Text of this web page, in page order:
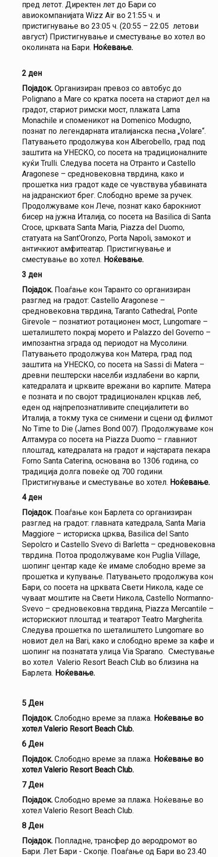
пред летот. Директен лет до Бари со
авиокомпанијата Wizz Air во 21:55 ч. и
пристигнување во 23:05 ч. (20:55 – 22:05 летови
август) Пристигнување и сместување во хотел во
околината на Бари. Ноќевање.
2 ден
Појадок. Организиран превоз со автобус до
Polignano a Mare со кратка посета на стариот дел на
градот, стариот римски мост, плажата Lama
Monachile и споменикот на Domenico Modugno,
познат по легендарната италијанска песна „Volare“.
Патувањето продолжува кон Alberobello, град под
заштита на УНЕСКО, со посета на традиционалните
куќи Trulli. Следува посета на Отранто и Castello
Aragonese – средновековна тврдина, како и
прошетка низ градот каде се чувствува убавината
на јадранскиот брег. Слободно време за ручек.
Продолжуваме кон Лече, познат како барокниот
бисер на јужна Италија, со посета на Basilica di Santa
Croce, црквата Santa Maria, Piazza del Duomo,
статуата на Sant’Oronzo, Porta Napoli, замокот и
античкиот амфитеатар. Пристигнување и
сместување во хотел. Ноќевање.
3 ден
Појадок. Поаѓање кон Таранто со организиран
разглед на градот: Castello Aragonese –
средновековна тврдина, Taranto Cathedral, Ponte
Girevole – познатиот ротационен мост, Lungomare –
шеталиштето покрај морето и Palazzo del Governo –
импозантна зграда од периодот на Мусолини.
Патувањето продолжува кон Матера, град под
заштита на УНЕСКО, со посета на Sassi di Matera –
древни пештерски населби издлабени во карпи,
катедралата и црквите врежани во карпите. Матера
е позната и по својот традиционален крцкав леб,
еден од најпрепознатливите специјалитети во
Италија, а токму тука се снимени и сцени од филмот
No Time to Die (James Bond 007). Продолжуваме кон
Алтамура со посета на Piazza Duomo – главниот
плоштад, катедралата на градот и најстарата пекара
Forno Santa Caterina, основана во 1306 година, со
традиција долга повеќе од 700 години.
Пристигнување и сместување во хотел. Ноќевање.
4 ден
Појадок. Поаѓање кон Барлета со организиран
разглед на градот: главната катедрала, Santa Maria
Maggiore – историска црква, Basilica del Santo
Sepolcro и Castello Svevo di Barletta – средновековна
тврдина. Потоа продолжуваме кон Puglia Village,
шопинг центар каде ќе имаме слободно време за
прошетка и купување. Патувањето продолжува кон
Бари, со посета на црквата Свети Никола, каде се
чуваат моштите на Свети Никола, Castello Normanno-
Svevo – средновековна тврдина, Piazza Mercantile –
историскиот плоштад и театарот Teatro Margherita.
Следува прошетка по шеталиштето Lungomare во
новиот дел на Bari, како и слободно време за кафе и
шопинг на познатата улица Via Sparano. Сместување
во хотел Valerio Resort Beach Club во близина на
Барлета. Ноќевање.
5 Ден
Појадок. Слободно време за плажа. Ноќевање во
хотел Valerio Resort Beach Club.
6 Ден
Појадок. Слободно време за плажа. Ноќевање во
хотел Valerio Resort Beach Club.
7 Ден
Појадок. Слободно време за плажа. Ноќевање во
хотел Valerio Resort Beach Club.
8 Ден
Појадок. Попладне, трансфер до аеродромот во
Бари. Лет Бари - Скопјe. Поаѓање од Бари во 23.40